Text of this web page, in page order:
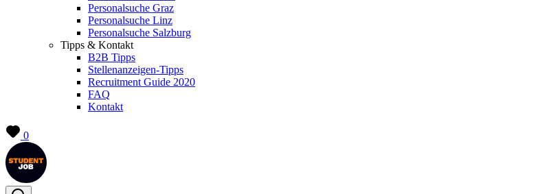
Personalsuche Graz
Personalsuche Linz
Personalsuche Salzburg
Tipps & Kontakt
B2B Tipps
Stellenanzeigen-Tipps
Recruitment Guide 2020
FAQ
Kontakt
0